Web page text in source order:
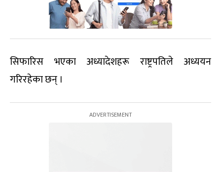
सिफारिस भएका अध्यादेशहरू राष्ट्रपतिले अध्ययन
गरिरहेका छन् ।